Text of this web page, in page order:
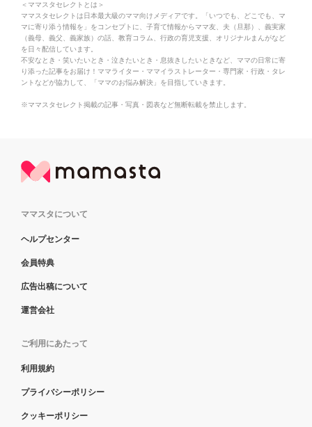
＜ママスタセレクトとは＞
ママスタセレクトは日本最大級のママ向けメディアです。「いつでも、どこでも、マ
マに寄り添う情報を」をコンセプトに、子育て情報からママ友、夫（旦那）、義実家
（義母、義父、義家族）の話、教育コラム、行政の育児支援、オリジナルまんがなど
を日々配信しています。
不安なとき・笑いたいとき・泣きたいとき・息抜きしたいときなど、ママの日常に寄
り添った記事をお届け！ママライター・ママイラストレーター・専門家・行政・タレ
ントなどが協力して、「ママのお悩み解決」を目指していきます。
※ママスタセレクト掲載の記事・写真・図表など無断転載を禁止します。
ママスタについて
ヘルプセンター
会員特典
広告出稿について
運営会社
ご利用にあたって
利用規約
プライバシーポリシー
クッキーポリシー